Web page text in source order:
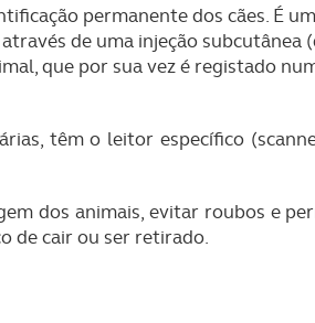
permanente dos cães. É
de uma injeção subcutânea
que por sua vez é registado
têm o leitor específico
dos animais, evitar roubos e
de cair ou ser retirado.